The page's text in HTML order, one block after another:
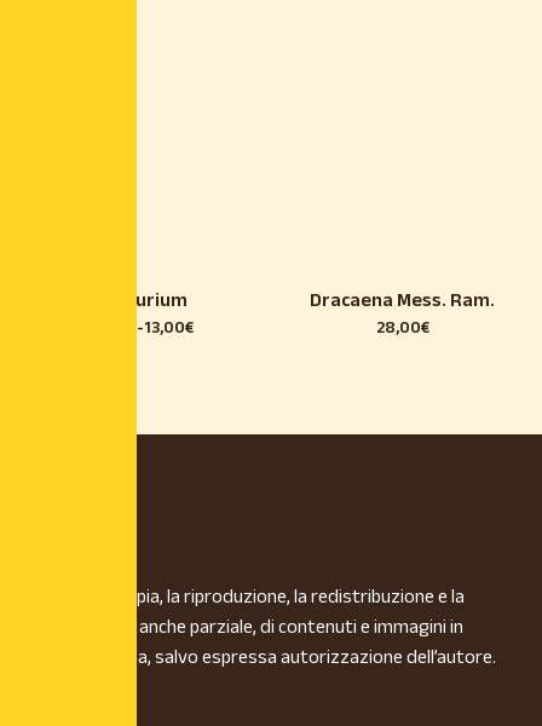
Anthurium
13,00€
-
Dracaena Mess. Ram.
28,00€
È vietata la copia, la riproduzione, la redistribuzione e la
pubblicazione, anche parziale, di contenuti e immagini in
qualsiasi forma, salvo espressa autorizzazione dell’autore.